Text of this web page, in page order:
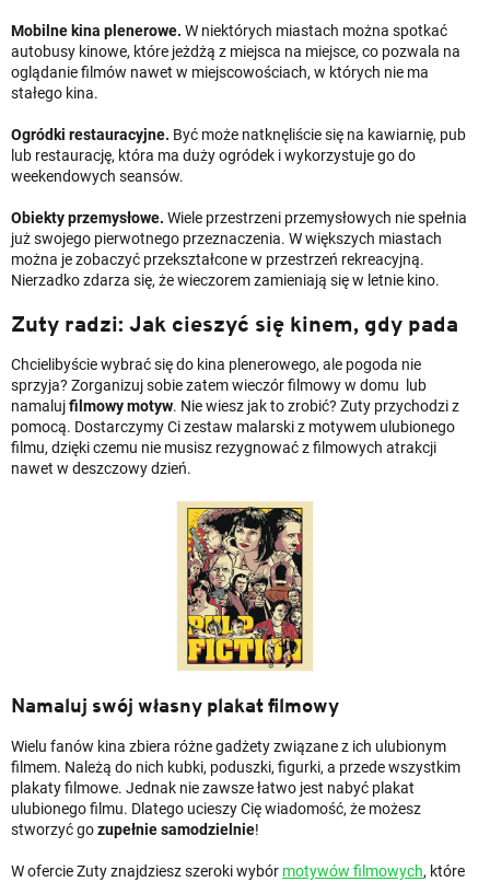
Mobilne kina plenerowe. W niektórych miastach można spotkać
autobusy kinowe, które jeżdżą z miejsca na miejsce, co pozwala na
oglądanie filmów nawet w miejscowościach, w których nie ma
stałego kina.
Ogródki restauracyjne. Być może natknęliście się na kawiarnię, pub
lub restaurację, która ma duży ogródek i wykorzystuje go do
weekendowych seansów.
Obiekty przemysłowe. Wiele przestrzeni przemysłowych nie spełnia
już swojego pierwotnego przeznaczenia. W większych miastach
można je zobaczyć przekształcone w przestrzeń rekreacyjną.
Nierzadko zdarza się, że wieczorem zamieniają się w letnie kino.
Zuty radzi: Jak cieszyć się kinem, gdy pada
Chcielibyście wybrać się do kina plenerowego, ale pogoda nie
sprzyja? Zorganizuj sobie zatem wieczór filmowy w domu lub
namalujfilmowy motyw. Nie wiesz jak to zrobić? Zuty przychodzi z
pomocą. Dostarczymy Ci zestaw malarski z motywem ulubionego
filmu, dzięki czemu nie musisz rezygnować z filmowych atrakcji
nawet w deszczowy dzień.
Namaluj swój własny plakat filmowy
Wielu fanów kina zbiera różne gadżety związane z ich ulubionym
filmem. Należą do nich kubki, poduszki, figurki, a przede wszystkim
plakaty filmowe. Jednak nie zawsze łatwo jest nabyć plakat
ulubionego filmu. Dlatego ucieszy Cię wiadomość, że możesz
stworzyć gozupełnie samodzielnie!
W ofercie Zuty znajdziesz szeroki wybór motywów filmowych, które